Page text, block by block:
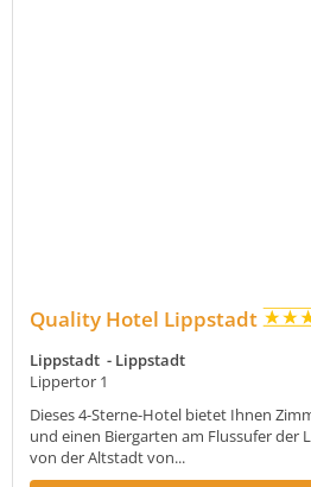
Quality Hotel Lippstadt
Lippstadt - Lippstadt
Lippertor 1
Dieses 4-Sterne-Hotel bietet Ihnen
und einen Biergarten am Flussufer der
von der Altstadt von...